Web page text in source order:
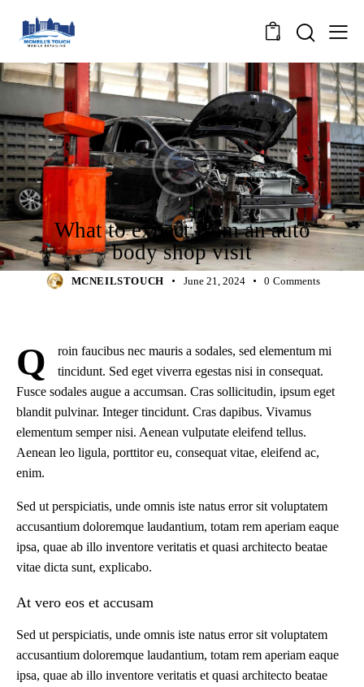
0
REPAIRS
What to expect from an auto
body shop visit
MCNEILSTOUCH June 21, 2024 0 Comments
Q
roin faucibus nec mauris a sodales, sed elementum mi
tincidunt. Sed eget viverra egestas nisi in consequat.
Fusce sodales augue a accumsan. Cras sollicitudin, ipsum eget
blandit pulvinar. Integer tincidunt. Cras dapibus. Vivamus
elementum semper nisi. Aenean vulputate eleifend tellus.
Aenean leo ligula, porttitor eu, consequat vitae, eleifend ac,
enim.
Sed ut perspiciatis, unde omnis iste natus error sit voluptatem
accusantium doloremque laudantium, totam rem aperiam eaque
ipsa, quae ab illo inventore veritatis et quasi architecto beatae
vitae dicta sunt, explicabo.
At vero eos et accusam
Sed ut perspiciatis, unde omnis iste natus error sit voluptatem
accusantium doloremque laudantium, totam rem aperiam eaque
ipsa, quae ab illo inventore veritatis et quasi architecto beatae